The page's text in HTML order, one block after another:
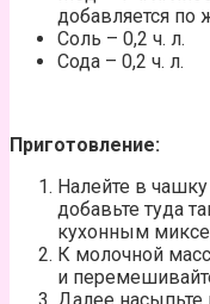
добавляется по
Соль – 0,2 ч. л.
Сода – 0,2 ч. л.
Приготовление:
Налейте в
добавьте туда
кухонным
К молочной
и